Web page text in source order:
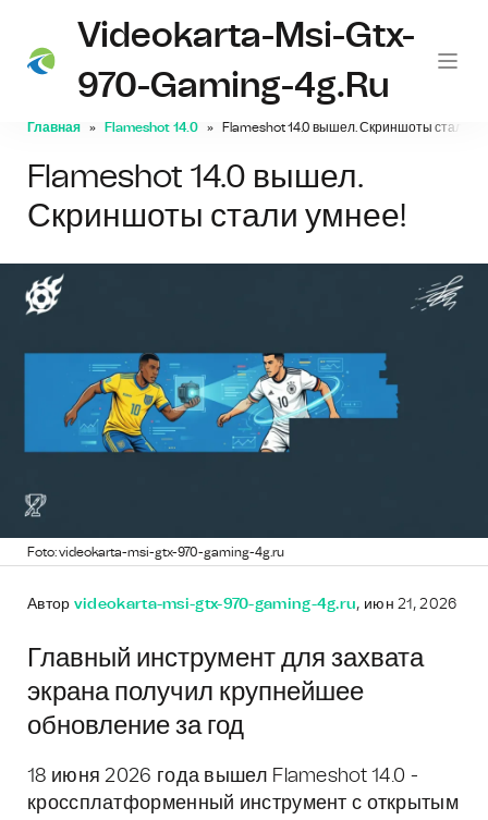
Videokarta-Msi-Gtx-
970-Gaming-4g.ru
Главная Flameshot 14.0 Flameshot 14.0 вышел. Скриншоты стали
Flameshot 14.0 вышел.
Скриншоты стали умнее!
Foto: videokarta-msi-gtx-970-gaming-4g.ru
Автор videokarta-msi-gtx-970-gaming-4g.ru, июн 21, 2026
Главный инструмент для захвата
экрана получил крупнейшее
обновление за год
18 июня 2026 года вышел Flameshot 14.0 -
кроссплатформенный инструмент с открытым